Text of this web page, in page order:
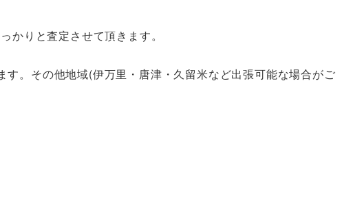
りと査定させて頂きます。
。その他地域(伊万里・唐津・久留米など出張可能な場合がご